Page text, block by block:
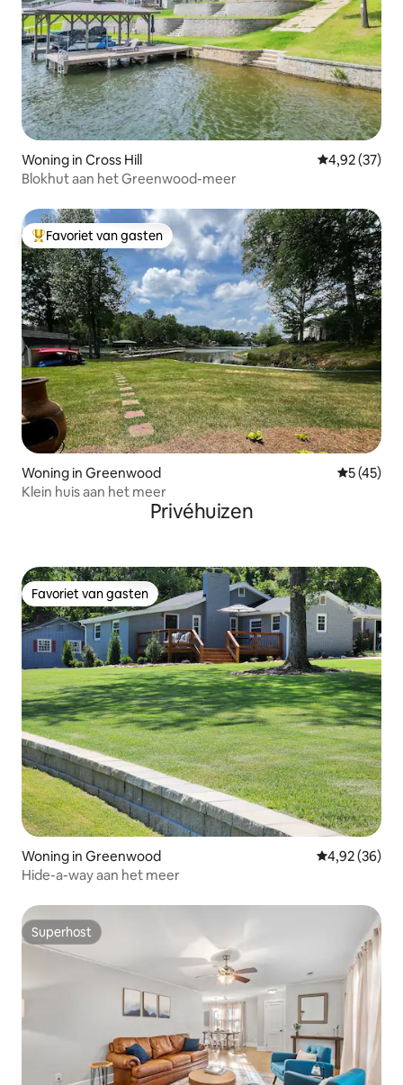
Woning in Cross Hill Gemiddelde
4,92 (37)
Blokhut aan het Greenwood-meer
Topfavoriet van gasten
Favoriet van gasten
Woning in Greenwood
5 (45)
Klein huis aan het meer
Privéhuizen
Favoriet van gasten
Favoriet van gasten
Woning in Greenwood Gemiddelde
4,92 (36)
Hide-a-way aan het meer
Superhost
Superhost